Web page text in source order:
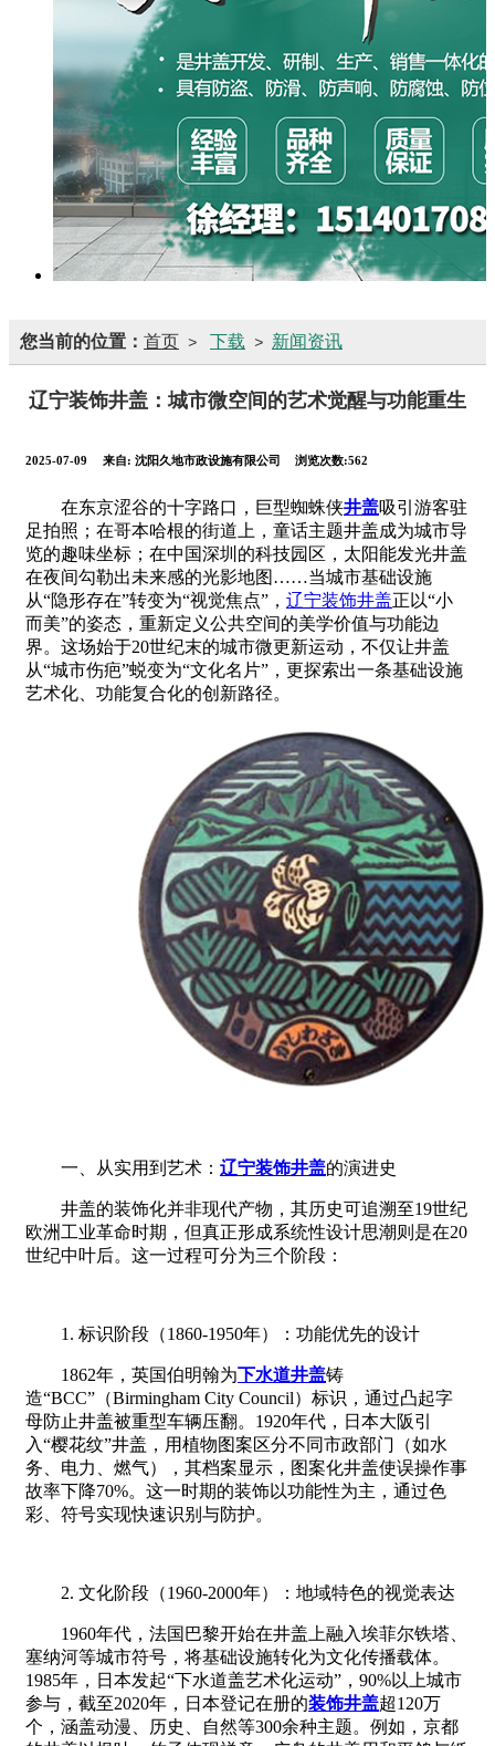
您当前的位置： 首页 > 下载 > 新闻资讯
辽宁装饰井盖：城市微空间的艺术觉醒与功能重生
2025-07-09 来自: 沈阳久地市政设施有限公司 浏览次数:562
在东京涩谷的十字路口，巨型蜘蛛侠井盖吸引游客驻
足拍照；在哥本哈根的街道上，童话主题井盖成为城市导
览的趣味坐标；在中国深圳的科技园区，太阳能发光井盖
在夜间勾勒出未来感的光影地图……当城市基础设施
从“隐形存在”转变为“视觉焦点”， 辽宁装饰井盖正以“小
而美”的姿态，重新定义公共空间的美学价值与功能边
界。这场始于20世纪末的城市微更新运动，不仅让井盖
从“城市伤疤”蜕变为“文化名片”，更探索出一条基础设施
艺术化、功能复合化的创新路径。
一、从实用到艺术： 辽宁装饰井盖的演进史
井盖的装饰化并非现代产物，其历史可追溯至19世纪
欧洲工业革命时期，但真正形成系统性设计思潮则是在20
世纪中叶后。这一过程可分为三个阶段：
1. 标识阶段（1860-1950年）：功能优先的设计
1862年，英国伯明翰为下水道井盖铸
造“BCC”（Birmingham City Council）标识，通过凸起字
母防止井盖被重型车辆压翻。1920年代，日本大阪引
入“樱花纹”井盖，用植物图案区分不同市政部门（如水
务、电力、燃气），其档案显示，图案化井盖使误操作事
故率下降70%。这一时期的装饰以功能性为主，通过色
彩、符号实现快速识别与防护。
2. 文化阶段（1960-2000年）：地域特色的视觉表达
1960年代，法国巴黎开始在井盖上融入埃菲尔铁塔、
塞纳河等城市符号，将基础设施转化为文化传播载体。
1985年，日本发起“下水道盖艺术化运动”，90%以上城市
参与，截至2020年，日本登记在册的装饰井盖超120万
个，涵盖动漫、历史、自然等300余种主题。例如，京都